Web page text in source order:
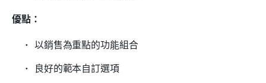
優點：
以銷售為重點的功能組合
良好的範本自訂選項